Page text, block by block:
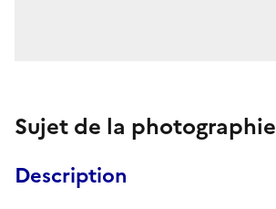
Sujet de la photographie
Description